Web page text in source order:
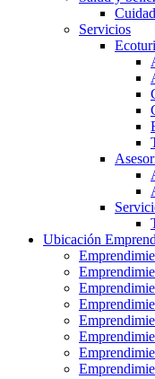
Servicios
Ubicación